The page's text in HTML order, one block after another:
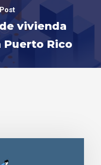
vivienda
Puerto Rico